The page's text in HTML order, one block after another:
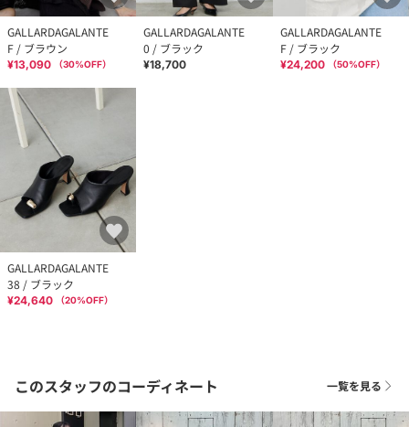
GALLARDAGALANTE
F / ブラウン
¥13,090 （30%OFF）
GALLARDAGALANTE
0 / ブラック
¥18,700
GALLARDAGALANTE
F / ブラック
¥24,200 （50%OFF）
GALLARDAGALANTE
38 / ブラック
¥24,640 （20%OFF）
このスタッフのコーディネート 一覧を見る